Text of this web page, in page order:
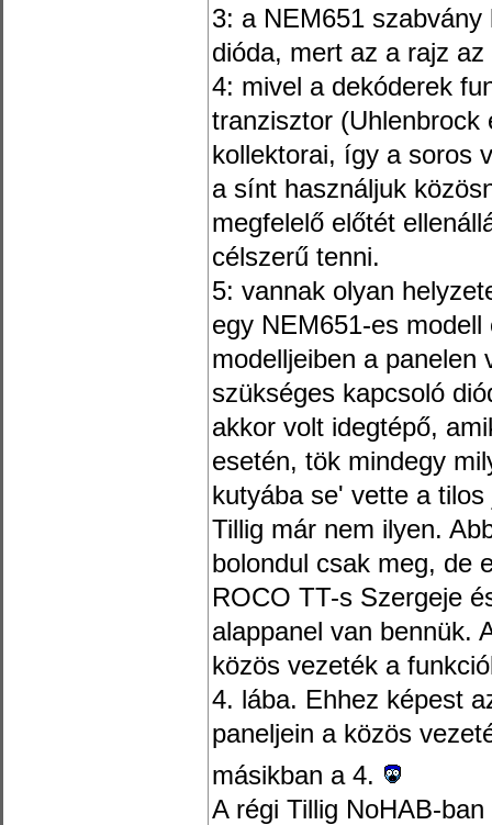
3: a NEM651
dióda, mert az a rajz
4: mivel a dekóderek
tranzisztor (Uhlenbrock
kollektorai, így a soros
a sínt használjuk
megfelelő előtét
célszerű tenni.
5: vannak olyan
egy NEM651-es
modelljeiben a panelen
szükséges kapcsoló
akkor volt idegtépő,
esetén, tök mindegy
kutyába se' vette a
Tillig már nem ilyen.
bolondul csak meg, de
ROCO TT-s Szergeje
alappanel van bennük.
közös vezeték a
4. lába. Ehhez képest
paneljein a közös
másikban a 4.
A régi Tillig NoHAB-